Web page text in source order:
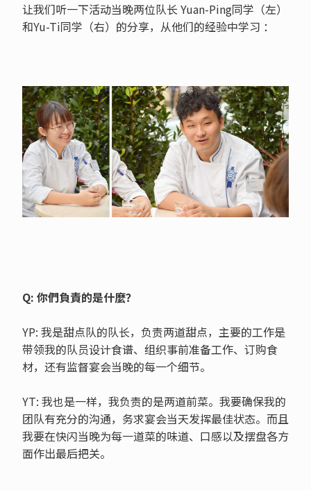
让我们听一下活动当晚两位队长 Yuan-Ping同学（左）
和Yu-Ti同学（右）的分享，从他们的经验中学习 ：
Q: 你們負責的是什麼？
YP: 我是甜点队的队长，负责两道甜点，主要的工作是
带领我的队员设计食谱、组织事前准备工作、订购食
材，还有监督宴会当晚的每一个细节。
YT: 我也是一样，我负责的是两道前菜。我要确保我的
团队有充分的沟通，务求宴会当天发挥最佳状态。而且
我要在快闪当晚为每一道菜的味道、口感以及摆盘各方
面作出最后把关。